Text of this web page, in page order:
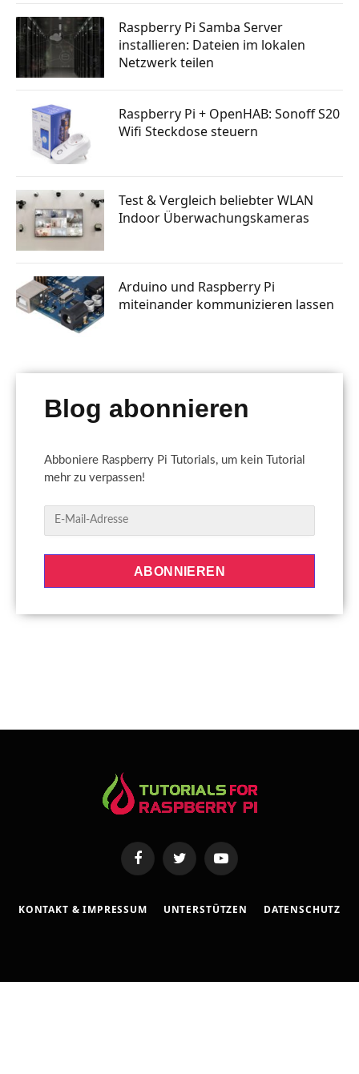
Raspberry Pi Samba Server
installieren: Dateien im lokalen
Netzwerk teilen
Raspberry Pi + OpenHAB: Sonoff S20
Wifi Steckdose steuern
Test & Vergleich beliebter WLAN
Indoor Überwachungskameras
Arduino und Raspberry Pi
miteinander kommunizieren lassen
Blog abonnieren
Abboniere Raspberry Pi Tutorials, um kein Tutorial
mehr zu verpassen!
-
ABONNIEREN
FacebookTwitter YouTube
KONTAKT & IMPRESSUM UNTERSTÜTZEN DATENSCHUTZ